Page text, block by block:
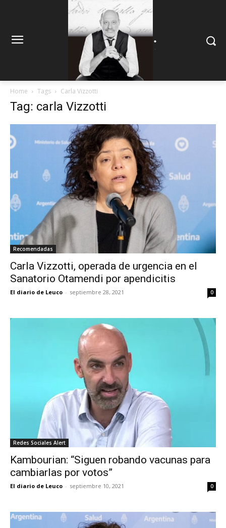
.
Home Tags Carla Vizzotti
Tag: carla Vizzotti
Recomendadas
Carla Vizzotti, operada de urgencia en el
Sanatorio Otamendi por apendicitis
El diario de Leuco - septiembre 28, 2021 0
Redes Sociales Alert
Kambourian: “Siguen robando vacunas para
cambiarlas por votos”
El diario de Leuco - septiembre 10, 2021 0